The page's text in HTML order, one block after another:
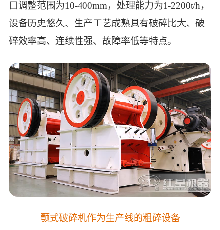
口调整范围为10-400mm，处理能力为1-2200t/h，
设备历史悠久、生产工艺成熟具有破碎比大、破
碎效率高、连续性强、故障率低等特点。
颚式破碎机作为生产线的粗碎设备